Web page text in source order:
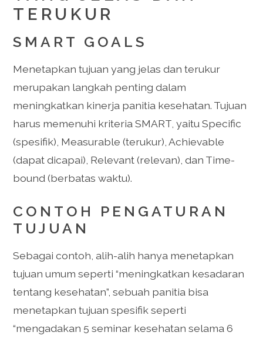
TERUKUR
SMART GOALS
Menetapkan tujuan yang jelas dan terukur
merupakan langkah penting dalam
meningkatkan kinerja panitia kesehatan. Tujuan
harus memenuhi kriteria SMART, yaitu Specific
(spesifik), Measurable (terukur), Achievable
(dapat dicapai), Relevant (relevan), dan Time-
bound (berbatas waktu).
CONTOH PENGATURAN
TUJUAN
Sebagai contoh, alih-alih hanya menetapkan
tujuan umum seperti “meningkatkan kesadaran
tentang kesehatan”, sebuah panitia bisa
menetapkan tujuan spesifik seperti
“mengadakan 5 seminar kesehatan selama 6